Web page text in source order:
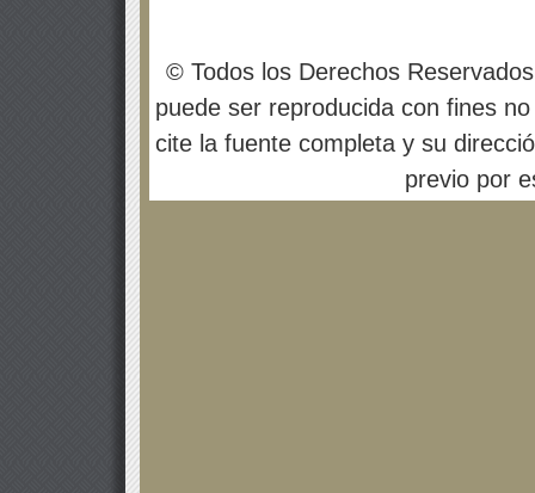
© Todos los Derechos
puede ser reproducida con fines
cite la fuente completa y su
previo por